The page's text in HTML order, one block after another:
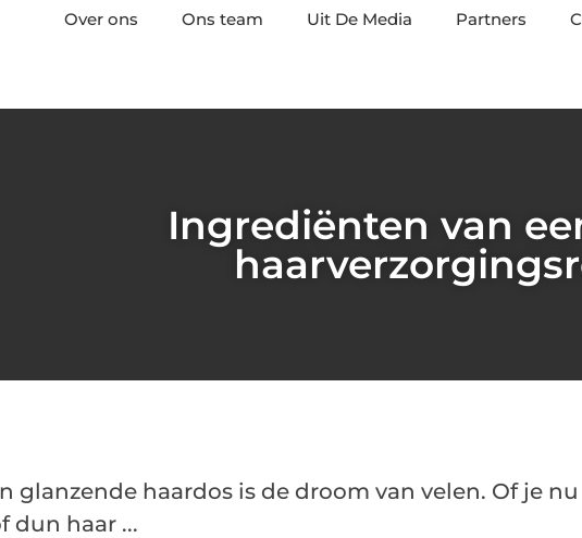
Over ons Ons team Uit De Media Partners
Ingrediënten van
glanzende haardos is de droom van velen. Of je
dun haar ...